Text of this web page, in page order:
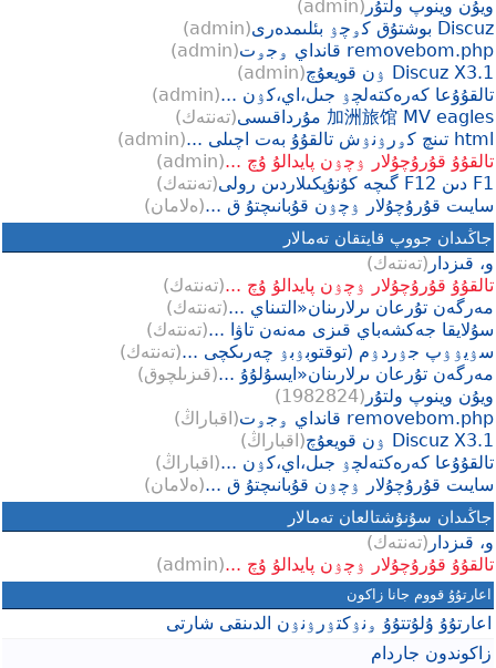
ويۇن وينوپ ولتۇر (
admin
)
Discuz بوشتۇق كۅچۉ بئلىمدەرى
(
admin
)
removebom.php قانداي ۅجۅت
(
admin
)
Discuz X3.1 ۉن قويعۇچ
(
admin
)
تالقۇۇعا كەرەكتەلچۉ جىل،اي،كۉن ...(
admin
)
加洲旅馆 MV eagles مۇرداقىسى
(تەنتەك)
html تىنچ كۅرۉنۉش تالقۇۇ بەت اچىلى ...
(
admin
)
تالقۇۇ قۇرۇچۇلار ۉچۉن پايدالۇ ۇچ ...(
admin
)
F1 دىن F12 گىچە كۇنۇپكىلاردىن رولى
(تەنتەك)
سايىت قۇرۇچۇلار ۉچۉن قۇبانىچتۇ ق ...(ەلامان)
جاڭىدان جووپ قايتقان تەمالار
و، قىزدار (تەنتەك)
تالقۇۇ قۇرۇچۇلار ۉچۉن پايدالۇ ۇچ ...(تەنتەك)
مەرگەن تۇرعان ىرلارىنان«التىناي ...(تەنتەك)
سۇلايقا جەكشەباي قىزى مەنەن تاۋا ...(تەنتەك)
سۉيۉۉپ جۉردۉم (توقتوبۉبۉ چەرىكچى ...(تەنتەك)
مەرگەن تۇرعان ىرلارىنان«ايسۇلۇۇ ...(قىزىلچوق)
ويۇن وينوپ ولتۇر (
1982824
)
removebom.php قانداي ۅجۅت
(اقباراڭ)
Discuz X3.1 ۉن قويعۇچ
(اقباراڭ)
تالقۇۇعا كەرەكتەلچۉ جىل،اي،كۉن ...(اقباراڭ)
سايىت قۇرۇچۇلار ۉچۉن قۇبانىچتۇ ق ...(ەلامان)
جاڭىدان سۇنۇشتالعان تەمالار
و، قىزدار (تەنتەك)
تالقۇۇ قۇرۇچۇلار ۉچۉن پايدالۇ ۇچ ...(
admin
)
اعارتۇۇ قووم جانا زاكون
اعارتۇۇ ۇلۇتتۇۇ ۅنۉكتۉرۉنۉن الدىنقى شارتى
زاكوندون جاردام